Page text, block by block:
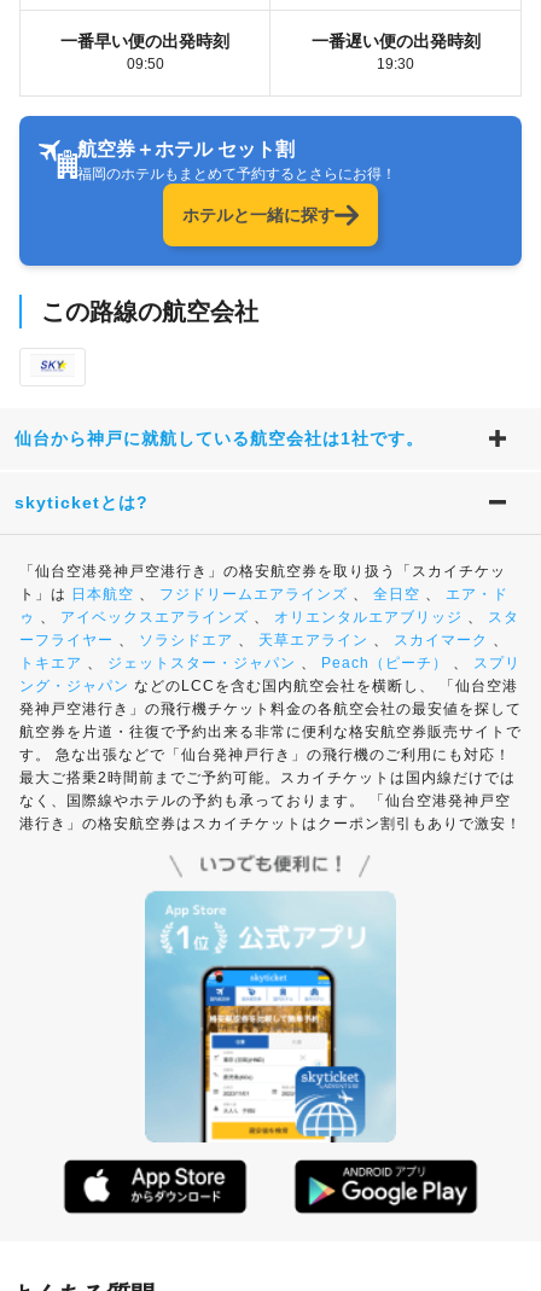
一番早い便の出発時刻
09:50
一番遅い便の出発時刻
19:30
航空券＋ホテル セット割
福岡のホテルもまとめて予約するとさらにお得！
ホテルと一緒に探す
この路線の航空会社
仙台から神戸に就航している航空会社は1社です。
skyticketとは?
「仙台空港発神戸空港行き」の格安航空券を取り扱う「スカイチケッ
ト」は 日本航空 、 フジドリームエアラインズ 、 全日空 、 エア・ド
ゥ 、 アイベックスエアラインズ 、 オリエンタルエアブリッジ 、 スタ
ーフライヤー 、 ソラシドエア 、 天草エアライン 、 スカイマーク 、
トキエア 、 ジェットスター・ジャパン 、 Peach（ピーチ） 、 スプリ
ング・ジャパン などのLCCを含む国内航空会社を横断し、 「仙台空港
発神戸空港行き」の飛行機チケット料金の各航空会社の最安値を探して
航空券を片道・往復で予約出来る非常に便利な格安航空券販売サイトで
す。 急な出張などで「仙台発神戸行き」の飛行機のご利用にも対応！
最大ご搭乗2時間前までご予約可能。スカイチケットは国内線だけでは
なく、国際線やホテルの予約も承っております。 「仙台空港発神戸空
港行き」の格安航空券はスカイチケットはクーポン割引もありで激安！